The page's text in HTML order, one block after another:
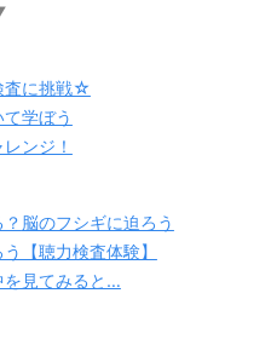
査に挑戦☆
学ぼう
ンジ！
脳のフシギに迫ろう
【聴力検査体験】
を見てみると…